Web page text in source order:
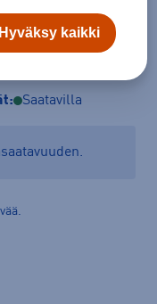
Saatavilla
Hyväksy kaikki